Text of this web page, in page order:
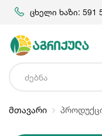
ცხელი ხაზი: 591
მთავარი